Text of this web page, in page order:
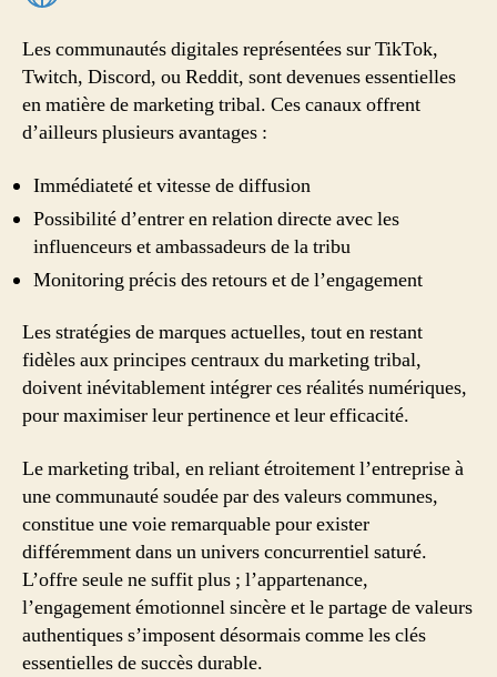
Les communautés digitales représentées sur TikTok,
Twitch, Discord, ou Reddit, sont devenues essentielles
en matière de marketing tribal. Ces canaux offrent
d’ailleurs plusieurs avantages :
Immédiateté et vitesse de diffusion
Possibilité d’entrer en relation directe avec les
influenceurs et ambassadeurs de la tribu
Monitoring précis des retours et de l’engagement
Les stratégies de marques actuelles, tout en restant
fidèles aux principes centraux du marketing tribal,
doivent inévitablement intégrer ces réalités numériques,
pour maximiser leur pertinence et leur efficacité.
Le marketing tribal, en reliant étroitement l’entreprise à
une communauté soudée par des valeurs communes,
constitue une voie remarquable pour exister
différemment dans un univers concurrentiel saturé.
L’offre seule ne suffit plus ; l’appartenance,
l’engagement émotionnel sincère et le partage de valeurs
authentiques s’imposent désormais comme les clés
essentielles de succès durable.